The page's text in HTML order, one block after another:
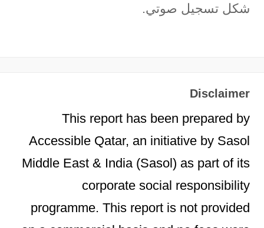
شكل تسجيل صوتي.
Disclaimer
This report has been prepared by
Accessible Qatar, an initiative by Sasol
Middle East & India (Sasol) as part of its
corporate social responsibility
programme. This report is not provided